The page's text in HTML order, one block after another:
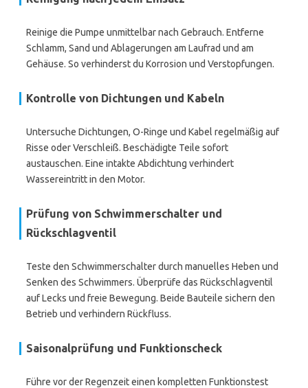
Reinige die Pumpe unmittelbar nach Gebrauch. Entferne
Schlamm, Sand und Ablagerungen am Laufrad und am
Gehäuse. So verhinderst du Korrosion und Verstopfungen.
Kontrolle von Dichtungen und Kabeln
Untersuche Dichtungen, O-Ringe und Kabel regelmäßig auf
Risse oder Verschleiß. Beschädigte Teile sofort
austauschen. Eine intakte Abdichtung verhindert
Wassereintritt in den Motor.
Prüfung von Schwimmerschalter und
Rückschlagventil
Teste den Schwimmerschalter durch manuelles Heben und
Senken des Schwimmers. Überprüfe das Rückschlagventil
auf Lecks und freie Bewegung. Beide Bauteile sichern den
Betrieb und verhindern Rückfluss.
Saisonalprüfung und Funktionscheck
Führe vor der Regenzeit einen kompletten Funktionstest